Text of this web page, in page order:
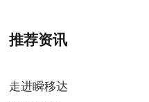
推荐资讯
走进瞬移达